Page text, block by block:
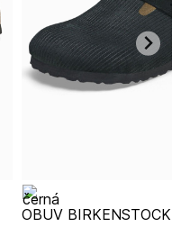
OBUV BIRKENSTOCK